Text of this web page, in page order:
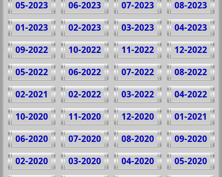
08-2023
07-2023
06-2023
05-2023
04-2023
03-2023
02-2023
01-2023
12-2022
11-2022
10-2022
09-2022
08-2022
07-2022
06-2022
05-2022
04-2022
03-2022
02-2022
02-2021
01-2021
12-2020
11-2020
10-2020
09-2020
08-2020
07-2020
06-2020
05-2020
04-2020
03-2020
02-2020